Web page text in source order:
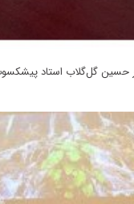
حسین گل‌گلاب استاد